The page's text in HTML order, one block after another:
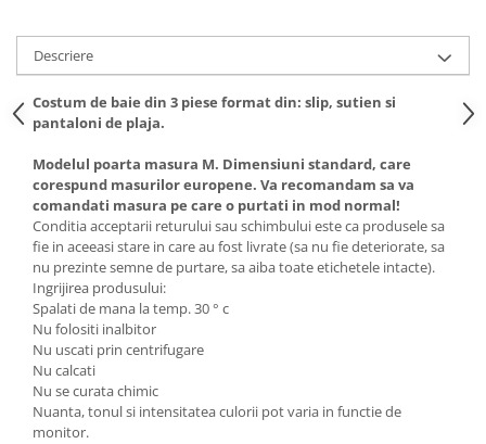
Descriere
Costum de baie din 3 piese format din: slip, sutien si
pantaloni de plaja.
Modelul poarta masura M. Dimensiuni standard, care
corespund masurilor europene. Va recomandam sa va
comandati masura pe care o purtati in mod normal!
Conditia acceptarii returului sau schimbului este ca produsele sa
fie in aceeasi stare in care au fost livrate (sa nu fie deteriorate, sa
nu prezinte semne de purtare, sa aiba toate etichetele intacte).
Ingrijirea produsului:
Spalati de mana la temp. 30 ° c
Nu folositi inalbitor
Nu uscati prin centrifugare
Nu calcati
Nu se curata chimic
Nuanta, tonul si intensitatea culorii pot varia in functie de
monitor.